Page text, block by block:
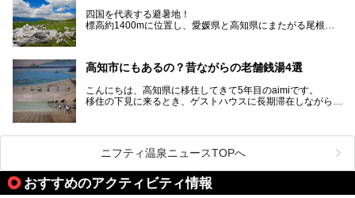
四国を代表する避暑地！
標高約1400mに位置し、愛媛県と高知県にまたがる尾根沿
が見れる場所。
帰り温泉（お風呂）がありません。
中でもライターおすすめの３つの温泉をご紹介します。
などが問題なければ、温泉に入ってから向かうことをオスス
メします。
なぜなら最寄り温泉でも車で４０分、山を降りていかねばな
りませんからね…！！
もしくは、翌日キャンプ帰りに立ち寄るのもおすすめです。
高知市にもあるの？昔ながらの老舗銭湯4選
こんにちは、高知県に移住してきて5年目のaimiです。
移住の下見に来るとき、ゲストハウスに長期滞在しながら観
高知市というと、高知県の人口の半分が集まっているにぎや
かなイメージがある方も多いかと思いますが、昔ながらの老
舗銭湯がけっこうな数あるのですよ。
規模は小さいながら、元気に営業中なので観光がてら訪問し
てみてはいかがでしょう？
ニフティ温泉ニュースTOPへ
おすすめのアクティビティ情報